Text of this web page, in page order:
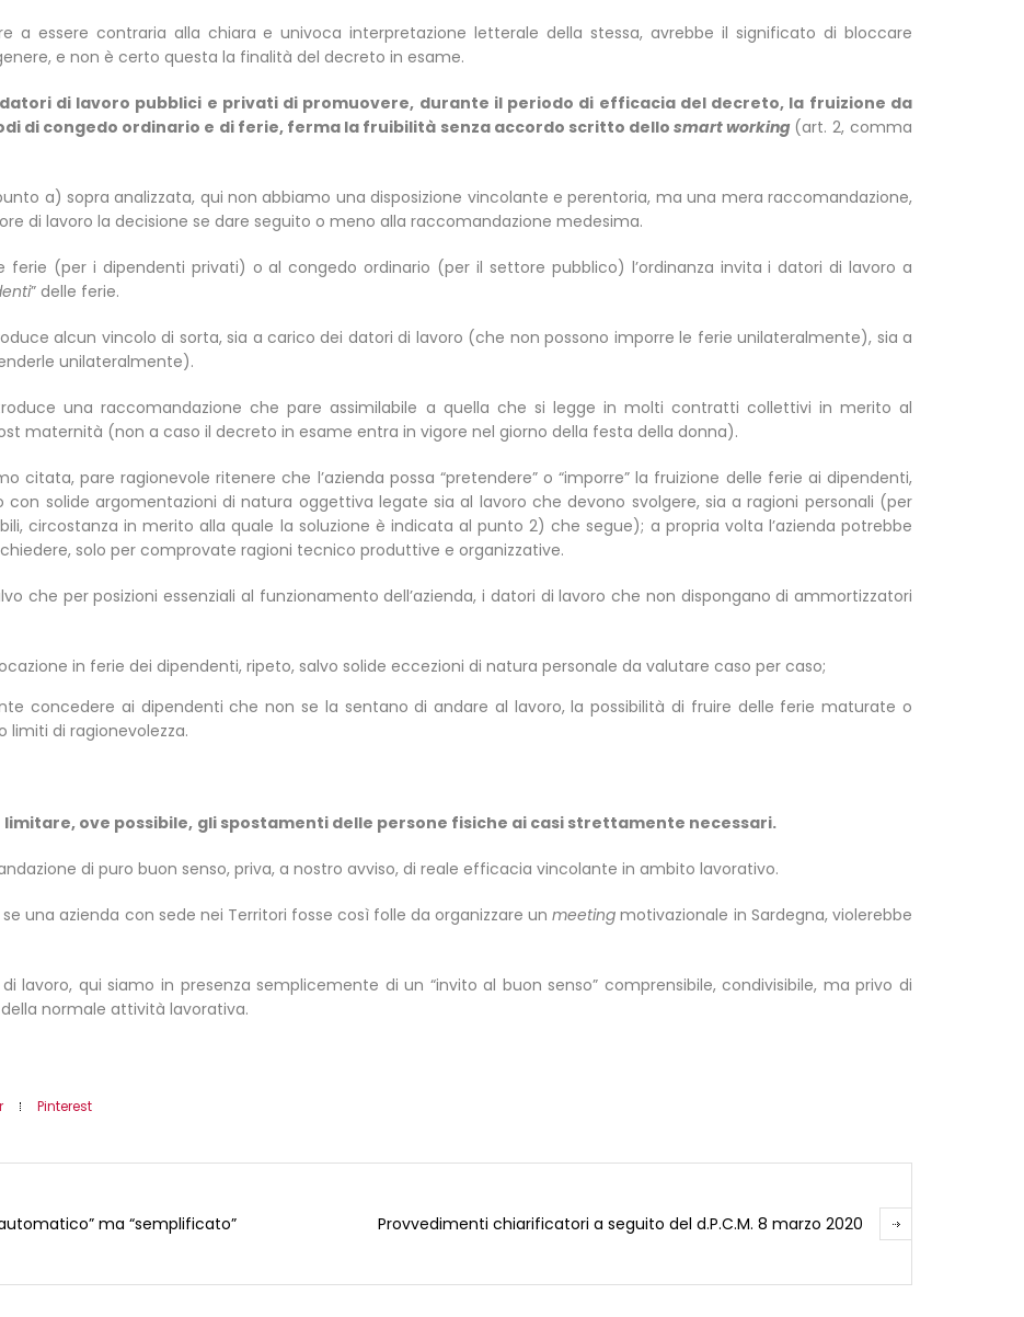
a essere contraria alla chiara e univoca interpretazione letterale della stessa, avrebbe il significato di bloccare
e non è certo questa la finalità del decreto in esame.
di lavoro pubblici e privati di promuovere, durante il periodo di efficacia del decreto, la fruizione da
di congedo ordinario e di ferie, ferma la fruibilità senza accordo scritto dello smart working (art. 2, comma
a) sopra analizzata, qui non abbiamo una disposizione vincolante e perentoria, ma una mera raccomandazione,
di lavoro la decisione se dare seguito o meno alla raccomandazione medesima.
ferie (per i dipendenti privati) o al congedo ordinario (per il settore pubblico) l’ordinanza invita i datori di lavoro a
” delle ferie.
alcun vincolo di sorta, sia a carico dei datori di lavoro (che non possono imporre le ferie unilateralmente), sia a
unilateralmente).
una raccomandazione che pare assimilabile a quella che si legge in molti contratti collettivi in merito al
maternità (non a caso il decreto in esame entra in vigore nel giorno della festa della donna).
citata, pare ragionevole ritenere che l’azienda possa “pretendere” o “imporre” la fruizione delle ferie ai dipendenti,
solide argomentazioni di natura oggettiva legate sia al lavoro che devono svolgere, sia a ragioni personali (per
circostanza in merito alla quale la soluzione è indicata al punto 2) che segue); a propria volta l’azienda potrebbe
solo per comprovate ragioni tecnico produttive e organizzative.
che per posizioni essenziali al funzionamento dell’azienda, i datori di lavoro che non dispongano di ammortizzatori
in ferie dei dipendenti, ripeto, salvo solide eccezioni di natura personale da valutare caso per caso;
concedere ai dipendenti che non se la sentano di andare al lavoro, la possibilità di fruire delle ferie maturate o
limiti di ragionevolezza.
limitare, ove possibile, gli spostamenti delle persone fisiche ai casi strettamente necessari.
di puro buon senso, priva, a nostro avviso, di reale efficacia vincolante in ambito lavorativo.
una azienda con sede nei Territori fosse così folle da organizzare un meeting motivazionale in Sardegna, violerebbe
lavoro, qui siamo in presenza semplicemente di un “invito al buon senso” comprensibile, condivisibile, ma privo di
normale attività lavorativa.
Pinterest
Provvedimenti chiarificatori a seguito del d.P.C.M. 8 marzo 2020
ma “semplificato”